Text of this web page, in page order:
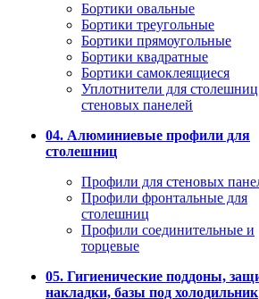
Бортики овальные
Бортики треугольные
Бортики прямоугольные
Бортики квадратные
Бортики самоклеящиеся
Уплотнители для
стеновых панелей
04. Алюминиевые профили для
столешниц
Профили для стеновых
Профили фронтальные для
столешниц
Профили соединительные и
торцевые
05. Гигиенические поддоны,
накладки, базы под холодильник